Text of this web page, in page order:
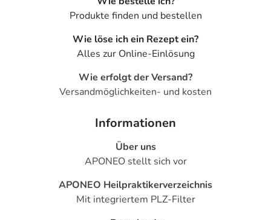
Produkte finden und bestellen
Wie löse ich ein Rezept ein?
Alles zur Online-Einlösung
Wie erfolgt der Versand?
Versandmöglichkeiten- und kosten
Informationen
Über uns
APONEO stellt sich vor
APONEO Heilpraktikerverzeichnis
Mit integriertem PLZ-Filter